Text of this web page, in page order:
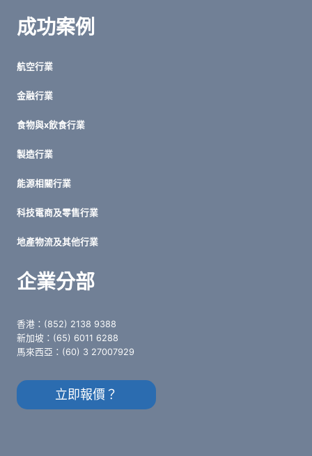
成功案例
航空行業
金融行業
食物與x飲食行業
製造行業
能源相關行業
科技電商及零售行業
地產物流及其他行業
企業分部
香港：(852) 2138 9388
新加坡：(65) 6011 6288
馬來西亞：(60) 3 27007929
立即報價？